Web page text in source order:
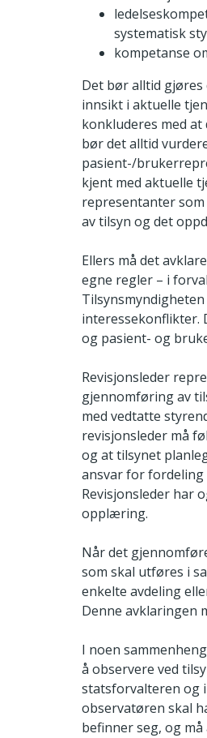
systematisk
kompetanse
Det bør alltid
innsikt i aktuelle
konkluderes med
bør det alltid
pasient-/
kjent med aktuelle
representanter
av tilsyn og det
Ellers må det
egne regler – i
interessekonflikter.
og pasient- og
Revisjonsleder
gjennomføring av
med vedtatte
revisjonsleder må
og at tilsynet
ansvar for fordeling
Revisjonsleder har
opplæring.
Når det
som skal utføres i
enkelte avdeling
Denne avklaringen
I noen
å observere ved
statsforvalteren og
observatøren skal
befinner seg, og